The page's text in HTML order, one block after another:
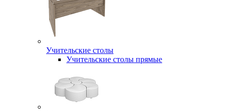
Учительские столы
Учительские столы прямые